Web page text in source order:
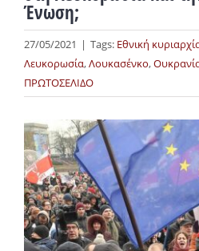
Ένωση;
27/05/2021 | Tags: Εθνική
Λευκορωσία,Λουκασένκο,
ΠΡΩΤΟΣΕΛΙΔΟ
Προβολή
μεγαλύτερης
εικόνας